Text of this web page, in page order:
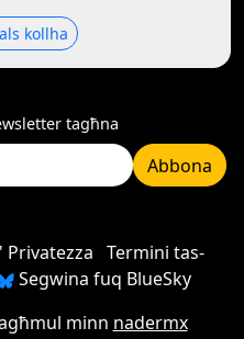
kollha
tagħna
Abbona
Privatezza Termini tas-
Segwina fuq BlueSky
minn nadermx